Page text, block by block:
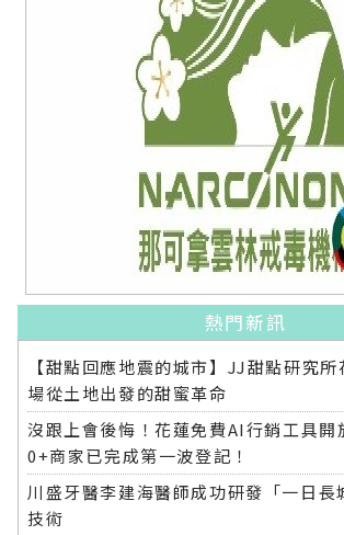
熱門新訊
【甜點回應地震的城市】JJ甜點研究
場從土地出發的甜蜜革命
沒跟上會後悔！花蓮免費AI行銷工具開
0+商家已完成第一波登記！
川盛牙醫李建海醫師成功研發「一日長
技術